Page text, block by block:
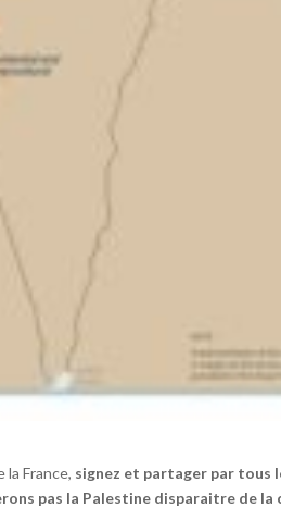
la France, signez et partager par tous
pas la Palestine disparaitre de la